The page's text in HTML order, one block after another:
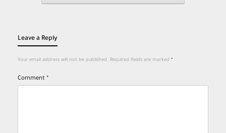
Leave a Reply
Your email address will not be published. Required fields are marked *
Comment *